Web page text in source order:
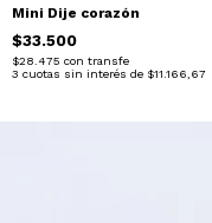
Mini Dije corazón
$33.500
$28.475 con transfe
3 cuotas sin interés de $11.166,67